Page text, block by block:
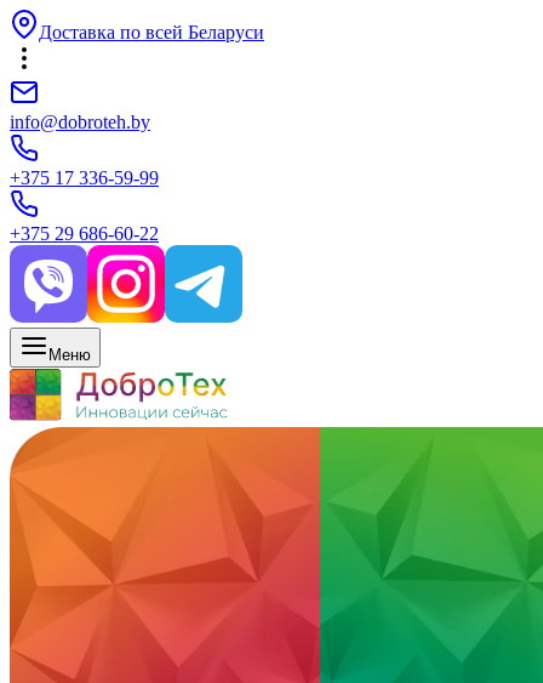
Доставка по всей Беларуси
info@dobroteh.by
+375 17 336-59-99
+375 29 686-60-22
Меню